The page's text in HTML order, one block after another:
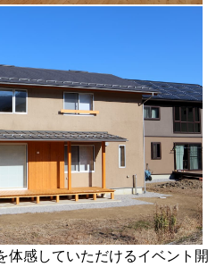
体感していただけるイベント開